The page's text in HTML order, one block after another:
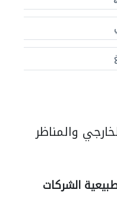
والمناظر
الشركات